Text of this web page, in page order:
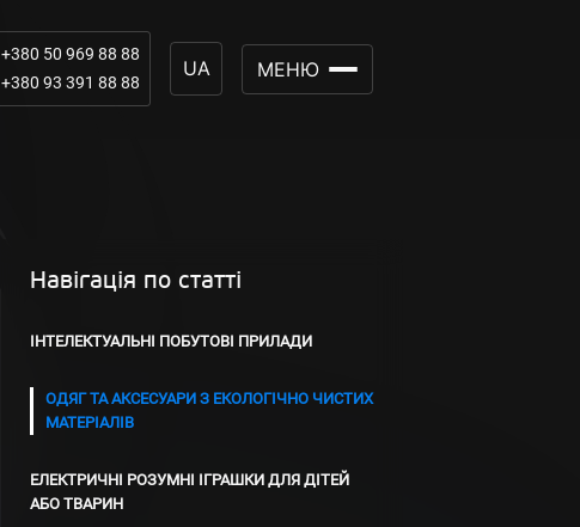
+380 50 969 88 88
+380 93 391 88 88
UA МЕНЮ
Навігація по статті
ІНТЕЛЕКТУАЛЬНІ ПОБУТОВІ ПРИЛАДИ
ОДЯГ ТА АКСЕСУАРИ З ЕКОЛОГІЧНО ЧИСТИХ
МАТЕРІАЛІВ
ЕЛЕКТРИЧНІ РОЗУМНІ ІГРАШКИ ДЛЯ ДІТЕЙ
АБО ТВАРИН